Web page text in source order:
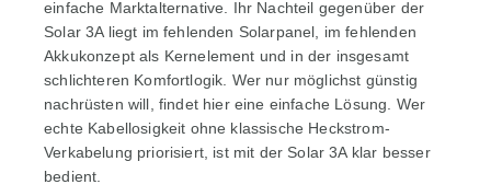
einfache Marktalternative. Ihr Nachteil gegenüber der
Solar 3A liegt im fehlenden Solarpanel, im fehlenden
Akkukonzept als Kernelement und in der insgesamt
schlichteren Komfortlogik. Wer nur möglichst günstig
nachrüsten will, findet hier eine einfache Lösung. Wer
echte Kabellosigkeit ohne klassische Heckstrom-
Verkabelung priorisiert, ist mit der Solar 3A klar besser
bedient.